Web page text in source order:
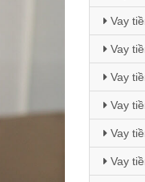
Vay
Vay
Vay
Vay
Vay
Vay